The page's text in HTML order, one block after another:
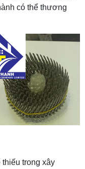
có thể thương
trong xây